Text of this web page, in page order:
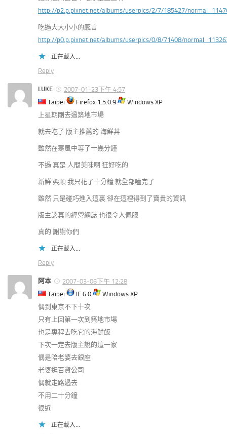
http://p2.p.pixnet.net/albums/userpics/2/7/185427/
吃過大大小小的感言
http://p0.p.pixnet.net/albums/userpics/0/8/71408/
正在載入...
Reply
LUKE
2007-01-23下午 4:57
Taipei
Firefox 1.5.0.9
Windows XP
上星期剛去過築地市場
就去吃了 版主推薦的 海鮮丼
雖然在寒風中等了十幾分鐘
不過 真是 人間美味啊 狂好吃的
新鮮 柔順 我只花了十分鐘 就全部嗑完了
雖然 只是碰巧進入這裏 卻在這裡得到了寶貴的資訊
版主認真的經營網誌 也很令人佩服
真的 謝謝你們
正在載入...
Reply
阿本
2007-03-06下午 12:28
Taipei
IE 6.0
Windows XP
偶到東京不下十次
只有上回第一次到築地市場
也是專程去吃它的海鮮飯
下次一定去版主說的這一家
偶是陪老婆去銀座
老婆逛百貨公司
偶就走路過去
不用二十分鐘
很近
正在載入...